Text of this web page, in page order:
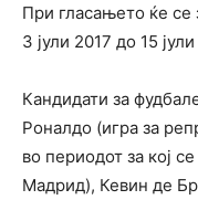
При гласањето ќе се
3 јули 2017 до 15
Кандидати за
Роналдо (игра за
во периодот за кој
Мадрид), Кевин де